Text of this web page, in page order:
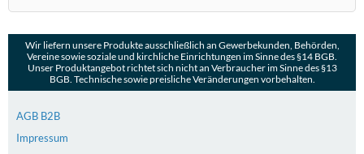
Wir liefern unsere Produkte ausschließlich an Gewerbekunden, Behörden,
Vereine sowie soziale und kirchliche Einrichtungen im Sinne des §14 BGB.
Unser Produktangebot richtet sich nicht an Verbraucher im Sinne des §13
BGB. Technische sowie preisliche Veränderungen vorbehalten.
AGB B2B
Impressum